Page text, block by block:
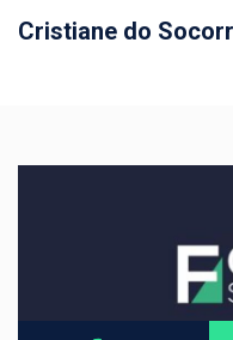
Cristiane do